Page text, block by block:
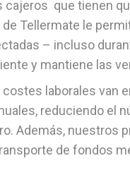
cajeros que tienen
Tellermate le
– incluso
y mantiene las
costes laborales van
reduciendo el
Además, nuestros
de fondos